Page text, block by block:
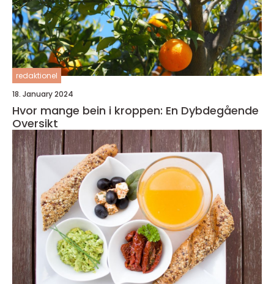
redaktionel
18. January 2024
Hvor mange bein i kroppen: En Dybdegående
Oversikt